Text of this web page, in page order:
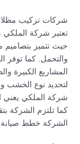
شركات تركيب
تعتبر شركة
حيث تتميز بتصاميم
والتحمل. كما
المشاريع الكبيرة
لتحديد نوع الخشب
شركة الملكي يعني
كما تلتزم الشركة
الشركة خطط صيانة